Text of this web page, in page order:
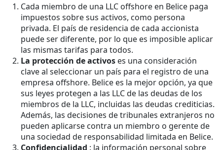
Cada miembro de una LLC offshore en Belice paga
impuestos sobre sus activos, como persona
privada. El país de residencia de cada accionista
puede ser diferente, por lo que es imposible aplicar
las mismas tarifas para todos.
La protección de activos es una consideración
clave al seleccionar un país para el registro de una
empresa offshore. Belice es la mejor opción, ya que
sus leyes protegen a las LLC de las deudas de los
miembros de la LLC, incluidas las deudas crediticias.
Además, las decisiones de tribunales extranjeros no
pueden aplicarse contra un miembro o gerente de
una sociedad de responsabilidad limitada en Belice.
Confidencialidad : la información personal sobre